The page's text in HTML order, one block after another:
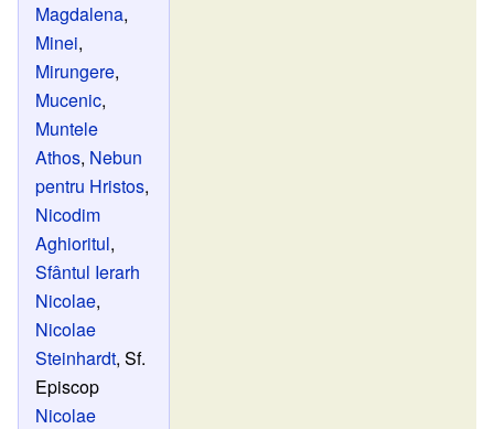
Magdalena,
Minei,
Mirungere,
Mucenic,
Muntele
Athos, Nebun
pentru Hristos,
Nicodim
Aghioritul,
Sfântul Ierarh
Nicolae,
Nicolae
Steinhardt, Sf.
Episcop
Nicolae